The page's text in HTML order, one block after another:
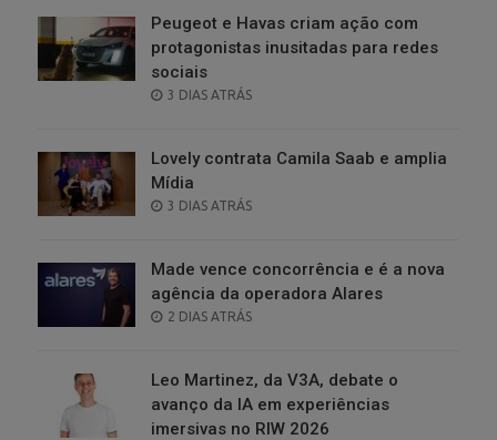
Peugeot e Havas criam ação com
protagonistas inusitadas para redes
sociais
POSTED
3 DIAS ATRÁS
Lovely contrata Camila Saab e amplia
Mídia
POSTED
3 DIAS ATRÁS
Made vence concorrência e é a nova
agência da operadora Alares
POSTED
2 DIAS ATRÁS
Leo Martinez, da V3A, debate o
avanço da IA em experiências
imersivas no RIW 2026